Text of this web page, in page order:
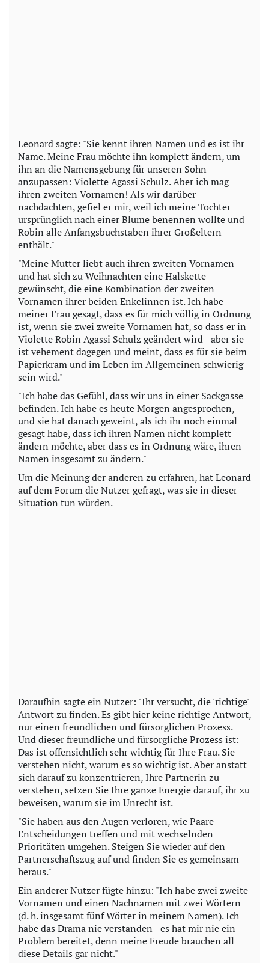
Leonard sagte: "Sie kennt ihren Namen und es ist ihr
Name. Meine Frau möchte ihn komplett ändern, um
ihn an die Namensgebung für unseren Sohn
anzupassen: Violette Agassi Schulz. Aber ich mag
ihren zweiten Vornamen! Als wir darüber
nachdachten, gefiel er mir, weil ich meine Tochter
ursprünglich nach einer Blume benennen wollte und
Robin alle Anfangsbuchstaben ihrer Großeltern
enthält."
"Meine Mutter liebt auch ihren zweiten Vornamen
und hat sich zu Weihnachten eine Halskette
gewünscht, die eine Kombination der zweiten
Vornamen ihrer beiden Enkelinnen ist. Ich habe
meiner Frau gesagt, dass es für mich völlig in Ordnung
ist, wenn sie zwei zweite Vornamen hat, so dass er in
Violette Robin Agassi Schulz geändert wird - aber sie
ist vehement dagegen und meint, dass es für sie beim
Papierkram und im Leben im Allgemeinen schwierig
sein wird."
"Ich habe das Gefühl, dass wir uns in einer Sackgasse
befinden. Ich habe es heute Morgen angesprochen,
und sie hat danach geweint, als ich ihr noch einmal
gesagt habe, dass ich ihren Namen nicht komplett
ändern möchte, aber dass es in Ordnung wäre, ihren
Namen insgesamt zu ändern."
Um die Meinung der anderen zu erfahren, hat Leonard
auf dem Forum die Nutzer gefragt, was sie in dieser
Situation tun würden.
Daraufhin sagte ein Nutzer: "Ihr versucht, die 'richtige'
Antwort zu finden. Es gibt hier keine richtige Antwort,
nur einen freundlichen und fürsorglichen Prozess.
Und dieser freundliche und fürsorgliche Prozess ist:
Das ist offensichtlich sehr wichtig für Ihre Frau. Sie
verstehen nicht, warum es so wichtig ist. Aber anstatt
sich darauf zu konzentrieren, Ihre Partnerin zu
verstehen, setzen Sie Ihre ganze Energie darauf, ihr zu
beweisen, warum sie im Unrecht ist.
"Sie haben aus den Augen verloren, wie Paare
Entscheidungen treffen und mit wechselnden
Prioritäten umgehen. Steigen Sie wieder auf den
Partnerschaftszug auf und finden Sie es gemeinsam
heraus."
Ein anderer Nutzer fügte hinzu: "Ich habe zwei zweite
Vornamen und einen Nachnamen mit zwei Wörtern
(d. h. insgesamt fünf Wörter in meinem Namen). Ich
habe das Drama nie verstanden - es hat mir nie ein
Problem bereitet, denn meine Freude brauchen all
diese Details gar nicht."